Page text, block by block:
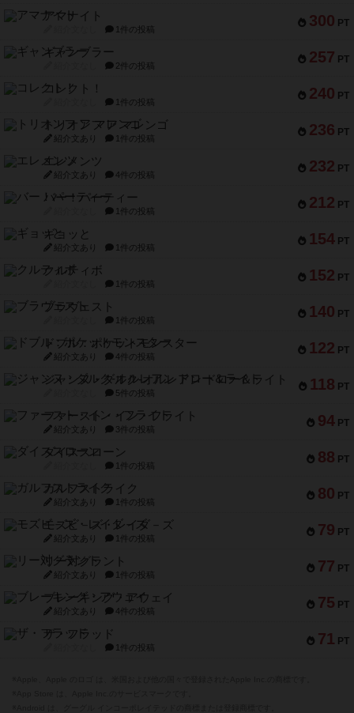
300 PT
アマナイト
1件の投稿
257 PT
ギャンブラー
2件の投稿
240 PT
コレクト！
1件の投稿
236 PT
トリオンフ ア マレンゴ
紹介文あり 1件の投稿
232 PT
エレメンツ
紹介文あり 4件の投稿
212 PT
バー！パーティー
1件の投稿
154 PT
ギョッと
紹介文あり 1件の投稿
152 PT
クルティボ
1件の投稿
140 PT
ブラヴェスト
1件の投稿
122 PT
ドブル：ポケットモンスター
紹介文あり 4件の投稿
118 PT
ジャンヌ・ダルク-オルレアン ドロー＆ライト
5件の投稿
94 PT
ファースト・イン・フライト
紹介文あり 3件の投稿
88 PT
ダイススローン
1件の投稿
80 PT
ガルフストライク
紹介文あり 1件の投稿
79 PT
モズビ－ズ・レイダ－ズ
紹介文あり 1件の投稿
77 PT
リー対グラント
紹介文あり 1件の投稿
75 PT
ブレーキング・アウェイ
紹介文あり 4件の投稿
71 PT
ザ・フラッド
1件の投稿